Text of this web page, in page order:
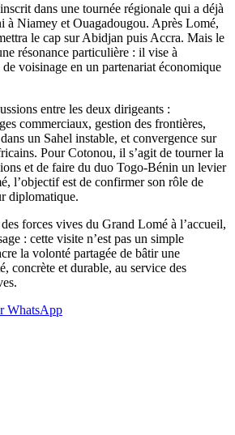
dans une tournée régionale qui a déjà
à Niamey et Ouagadougou. Après Lomé,
le cap sur Abidjan puis Accra. Mais le
résonance particulière : il vise à
voisinage en un partenariat économique
entre les deux dirigeants :
commerciaux, gestion des frontières,
un Sahel instable, et convergence sur
Pour Cotonou, il s’agit de tourner la
et de faire du duo Togo-Bénin un levier
l’objectif est de confirmer son rôle de
diplomatique.
forces vives du Grand Lomé à l’accueil,
: cette visite n’est pas un simple
la volonté partagée de bâtir une
concrète et durable, au service des
WhatsApp